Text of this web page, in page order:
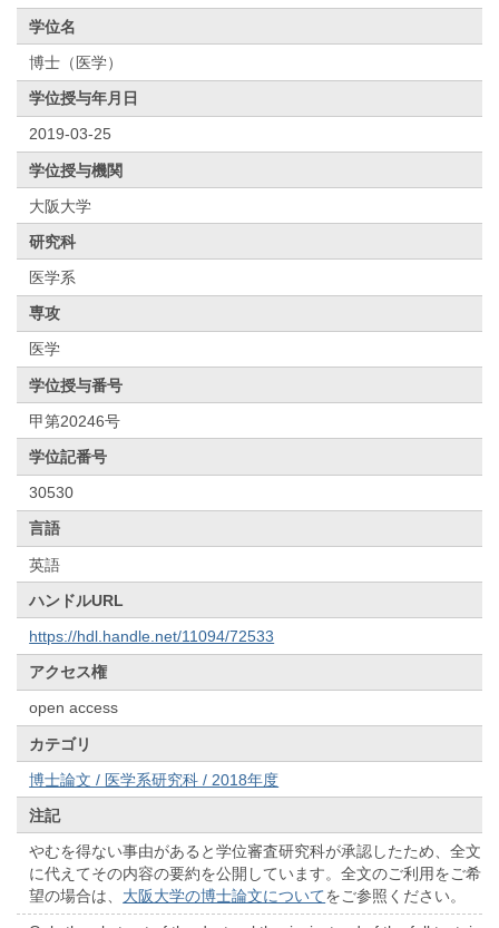
学位名
博士（医学）
学位授与年月日
2019-03-25
学位授与機関
大阪大学
研究科
医学系
専攻
医学
学位授与番号
甲第20246号
学位記番号
30530
言語
英語
ハンドルURL
https://hdl.handle.net/11094/72533
アクセス権
open access
カテゴリ
博士論文 / 医学系研究科 / 2018年度
注記
やむを得ない事由があると学位審査研究科が承認したため、全文
に代えてその内容の要約を公開しています。全文のご利用をご希
望の場合は、 大阪大学の博士論文についてをご参照ください。